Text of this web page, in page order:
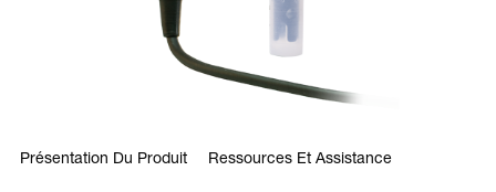
Présentation Du Produit Ressources Et Assistance